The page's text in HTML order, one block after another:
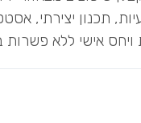
תכנון יצירתי,
ויחס אישי ללא